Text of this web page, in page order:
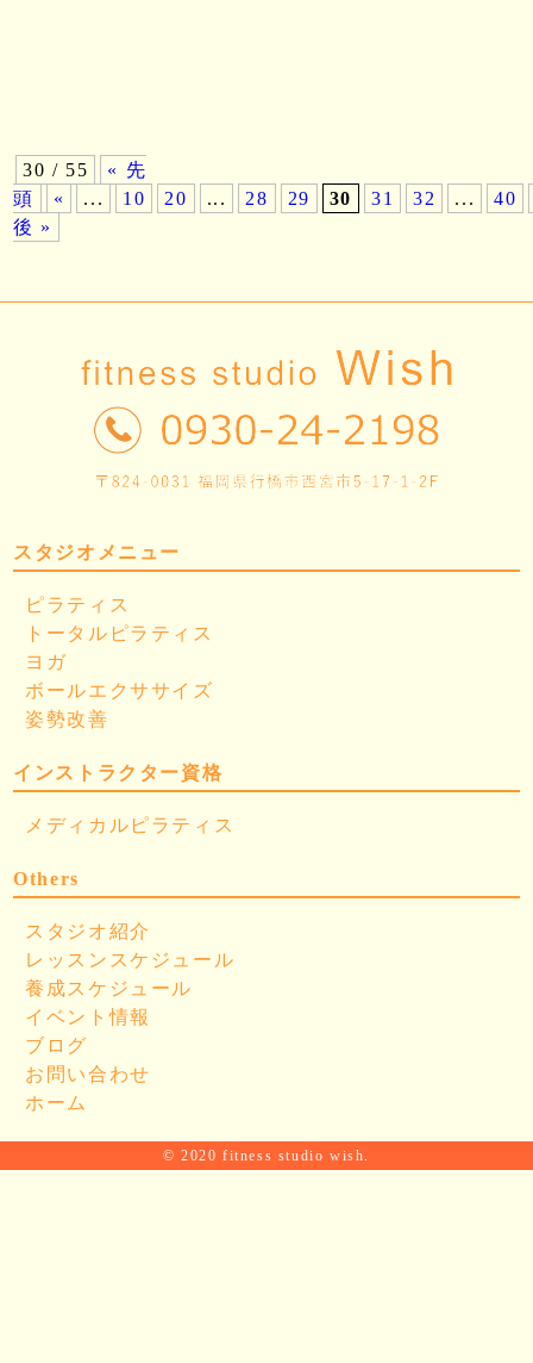
30 / 55
« 先
頭
« ... 10 20 ... 28 29 30 31 32 ...
40
後 »
スタジオメニュー
ピラティス
トータルピラティス
ヨガ
ボールエクササイズ
姿勢改善
インストラクター資格
メディカルピラティス
Others
スタジオ紹介
レッスンスケジュール
養成スケジュール
イベント情報
ブログ
お問い合わせ
ホーム
© 2020 fitness studio wish.